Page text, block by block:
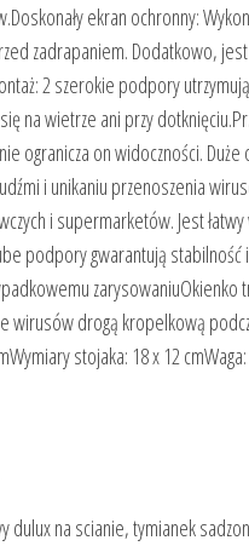
ekran ochronny:
zadrapaniem. Dodatkowo,
2 szerokie podpory
na wietrze ani przy
ogranicza on widoczności.
i unikaniu przenoszenia
i supermarketów. Jest
podpory gwarantują stabilność
wirusów drogą kropelkową
stojaka: 18 x 12
dulux na scianie, tymianek